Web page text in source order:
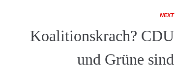
NEXT
Koalitionskrach? CDU
und Grüne sind